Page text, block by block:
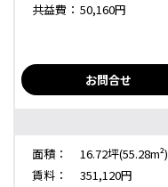
共益費： 50,160円
お問合せ
面積：
16.72坪(55.28m²)
賃料：
351,120円